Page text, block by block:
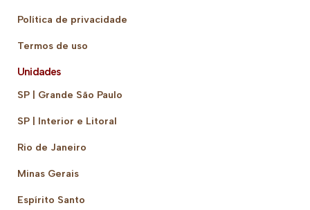
Política de privacidade
Termos de uso
Unidades
SP | Grande São Paulo
SP | Interior e Litoral
Rio de Janeiro
Minas Gerais
Espírito Santo